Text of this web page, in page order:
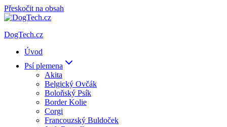
Přeskočit na obsah
DogTech.cz
Úvod
Psí plemena
Akita
Belgický Ovčák
Boloňský Psík
Border Kolie
Corgi
Francouzský Buldoček